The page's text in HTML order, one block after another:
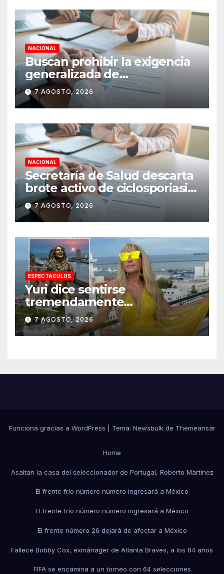
NACIONAL
Buscan prohibir la exigencia
generalizada de
antecedentes penales para
obtener empleo en México
7 AGOSTO, 2026
NACIONAL
Secretaría de Salud descarta
brote activo de ciclosporiasis
en México y pide tranquilidad
a la población
7 AGOSTO, 2026
ESPECTACULOS
Yuri dice sentirse
tremendamente
emocionada sobre su estatua
que le harán en Veracruz
7 AGOSTO, 2026
Funciona gracias a WordPress Tema: Newsbulkde Themeansar
Home
Asaltan la casa del seleccionador de Portugal, Roberto Martínez
El frente frío número número ingresará a México
El frente frío número número ingresará a México
El frente número 26 dejará de afectar a México
Fallece Bobby Cox, exmánager de Atlanta Braves, a los 84 años
FIFA se encamina a un torneo con 64 selecciones